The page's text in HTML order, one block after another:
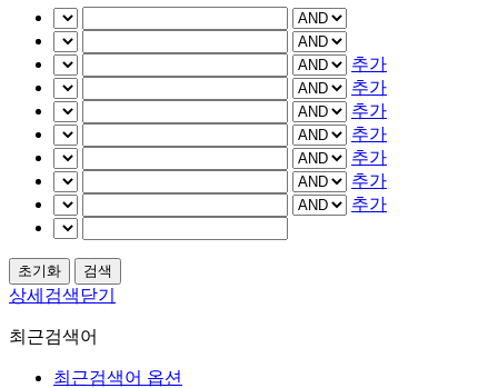
추가
추가
추가
추가
추가
추가
추가
상세검색닫기
최근검색어
최근검색어 옵션